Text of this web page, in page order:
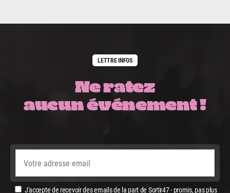
LETTRE INFOS
Ne ratez
aucun événement !
J'accepte de recevoir des emails de la part de Sortir47 - promis, pas plus